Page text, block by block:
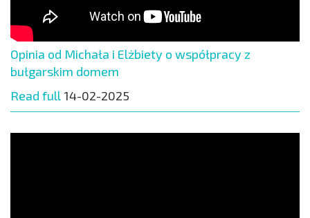
Opinia od Michała i Elżbiety o współpracy z
bułgarskim domem
Read full 14-02-2025